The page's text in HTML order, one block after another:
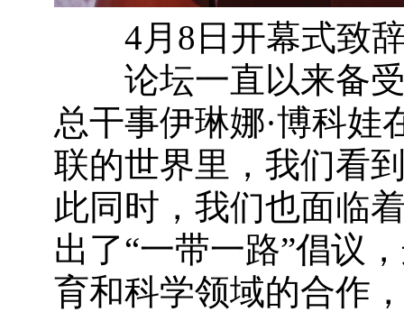
4月8日开幕式致
论坛一直以来备受
总干事伊琳娜·博科娃
联的世界里，我们看
此同时，我们也面临
出了“一带一路”倡议
育和科学领域的合作